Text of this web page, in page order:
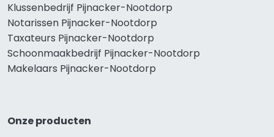
Klussenbedrijf Pijnacker-Nootdorp
Notarissen Pijnacker-Nootdorp
Taxateurs Pijnacker-Nootdorp
Schoonmaakbedrijf Pijnacker-Nootdorp
Makelaars Pijnacker-Nootdorp
Onze producten